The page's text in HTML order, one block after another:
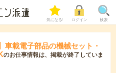
気になる! ログイン 検索
車載電子部品の機械セット・
のお仕事情報は、掲載が終了していま